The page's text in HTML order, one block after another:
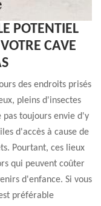
POTENTIEL
CAVE
des endroits prisés
pleins d'insectes
pas toujours envie d'y
d'accès à cause de
Pourtant, ces lieux
qui peuvent coûter
d'enfance. Si vous
préférable